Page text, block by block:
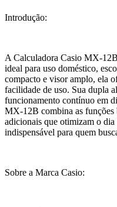
Introdução:
A Calculadora Casio MX-
ideal para uso doméstico,
compacto e visor amplo, ela
facilidade de uso. Sua dupla
funcionamento contínuo em
MX-12B combina as funções
adicionais que otimizam o
indispensável para quem
Sobre a Marca Casio: